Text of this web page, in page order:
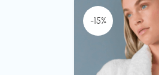
-15%